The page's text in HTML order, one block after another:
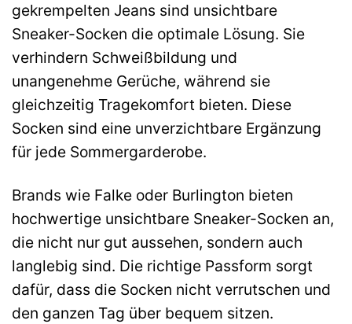
gekrempelten Jeans sind unsichtbare
Sneaker-Socken die optimale Lösung. Sie
verhindern Schweißbildung und
unangenehme Gerüche, während sie
gleichzeitig Tragekomfort bieten. Diese
Socken sind eine unverzichtbare Ergänzung
für jede Sommergarderobe.
Brands wie Falke oder Burlington bieten
hochwertige unsichtbare Sneaker-Socken an,
die nicht nur gut aussehen, sondern auch
langlebig sind. Die richtige Passform sorgt
dafür, dass die Socken nicht verrutschen und
den ganzen Tag über bequem sitzen.